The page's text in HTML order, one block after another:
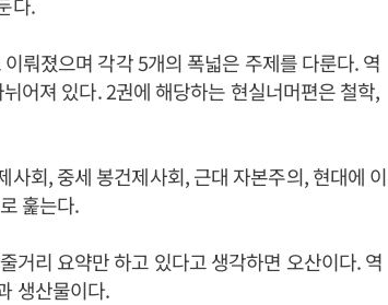
뤄졌으며 각각 5개의 폭넓은 주제를 다룬다. 역
어져 있다. 2권에 해당하는 현실너머편은 철학,
회, 중세 봉건제사회, 근대 자본주의, 현대에 이
훑는다.
거리 요약만 하고 있다고 생각하면 오산이다. 역
생산물이다.